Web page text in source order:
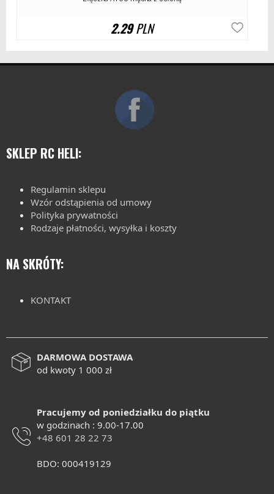
2.29PLN
SKLEP RC HELI:
Regulamin sklepu
Wzór odstąpienia od umowy
Polityka prywatności
Rodzaje płatności, wysyłka i koszty
NA SKRÓTY:
KONTAKT
DARMOWA DOSTAWA
od kwoty 1 000 zł
Pracujemy od poniedziałku do piątku
w godzinach : 9.00-17.00
+48 601 28 22 73
BDO: 000419129